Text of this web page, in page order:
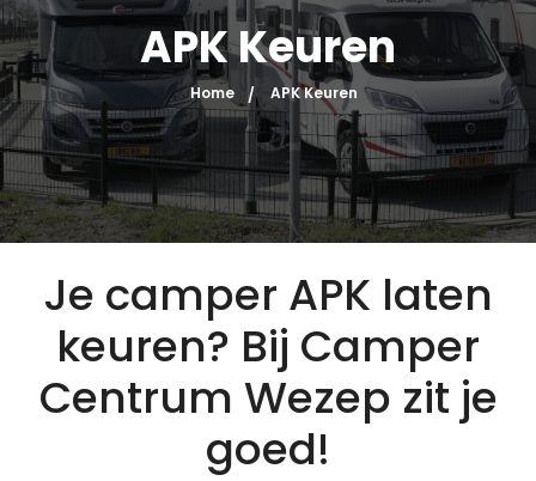
APK Keuren
Home APK Keuren
Je camper APK laten
keuren? Bij Camper
Centrum Wezep zit je
goed!